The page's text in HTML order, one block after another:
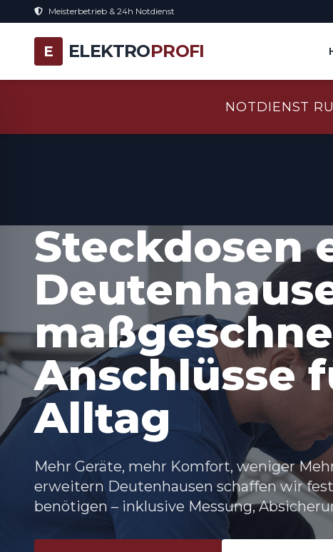
Meisterbetrieb & 24h Notdienst
E ELEKTROPROFI
NOTDIENST
Steckdosen
Anschlüsse
Alltag
Mehr Geräte, mehr Komfort, weniger
erweitern Deutenhausen schaffen wir
benötigen – inklusive Messung,